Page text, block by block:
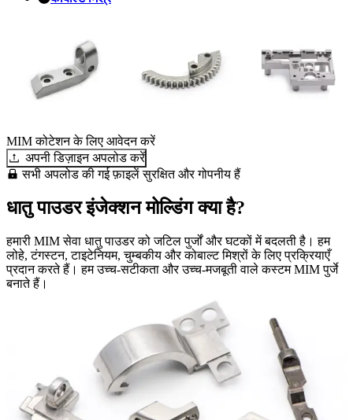
MIM कोटेशन के लिए आवेदन करें
अपनी डिज़ाइन अपलोड करें
सभी अपलोड की गई फ़ाइलें सुरक्षित और गोपनीय हैं
धातु पाउडर इंजेक्शन मोल्डिंग क्या है?
हमारी MIM सेवा धातु पाउडर को जटिल पुर्जों और घटकों में बदलती है। हम
लोहे, टंगस्टन, टाइटेनियम, चुम्बकीय और कोबाल्ट मिश्रों के लिए प्रक्रियाएँ
प्रदान करते हैं। हम उच्च-सटीकता और उच्च-मजबूती वाले कस्टम MIM पुर्जे
बनाते हैं।